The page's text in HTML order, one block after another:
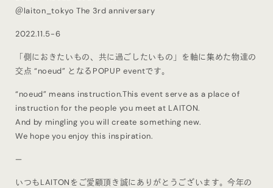
＠laiton_tokyo The 3rd anniversary
2022.11.5-6
「側におきたいもの、共に過ごしたいもの」を軸に集めた物達の
交点 “noeud” となるPOPUP eventです。
“noeud” means instruction.This event serve as a place of
instruction for the people you meet at LAITON.
And by mingling you will create something new.
We hope you enjoy this inspiration.
—
いつもLAITONをご愛顧頂き誠にありがとうございます。今年の